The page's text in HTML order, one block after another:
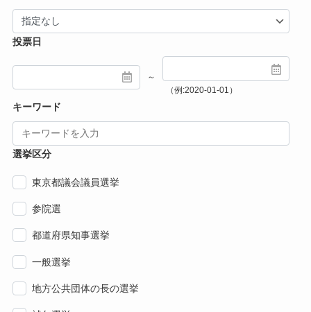
投票日
～
（例:2020-01-01）
キーワード
選挙区分
東京都議会議員選挙
参院選
都道府県知事選挙
一般選挙
地方公共団体の長の選挙